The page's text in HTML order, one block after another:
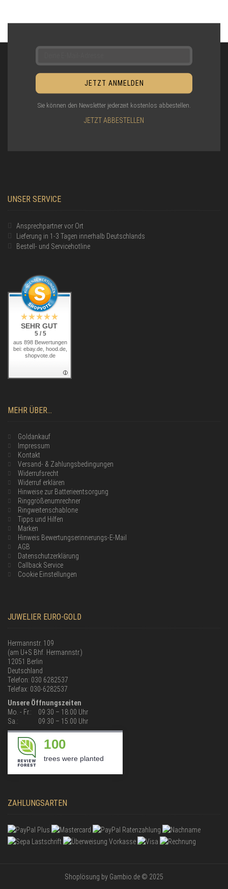
Sie können den Newsletter jederzeit kostenlos abbestellen.
JETZT ABBESTELLEN
UNSER SERVICE
Ansprechpartner vor Ort
Lieferung in 1-3 Tagen innerhalb Deutschlands
Bestell- und Servicehotline
SEHR GUT
5 / 5
aus 898 Bewertungen
bei: ebay.de, hood.de,
shopvote.de
MEHR ÜBER...
Goldankauf
Impressum
Kontakt
Versand- & Zahlungsbedingungen
Widerrufsrecht
Widerruf erklären
Hinweise zur Batterieentsorgung
Ringgrößenumrechner
Ringweitenschablone
Tipps und Hilfen
Marken
Hinweis Bewertungserinnerungs-E-Mail
AGB
Datenschutzerklärung
Callback Service
Cookie Einstellungen
JUWELIER EURO-GOLD
Hermannstr. 109
(am U+S Bhf. Hermannstr.)
12051 Berlin
Deutschland
Telefon: 030 6282537
Telefax: 030-6282537
Unsere Öffnungszeiten
Mo. - Fr.:
09:30 – 18:00 Uhr
Sa.:
09:30 – 15:00 Uhr
100
trees were planted
ZAHLUNGSARTEN
Shoplösung by Gambio.de © 2025